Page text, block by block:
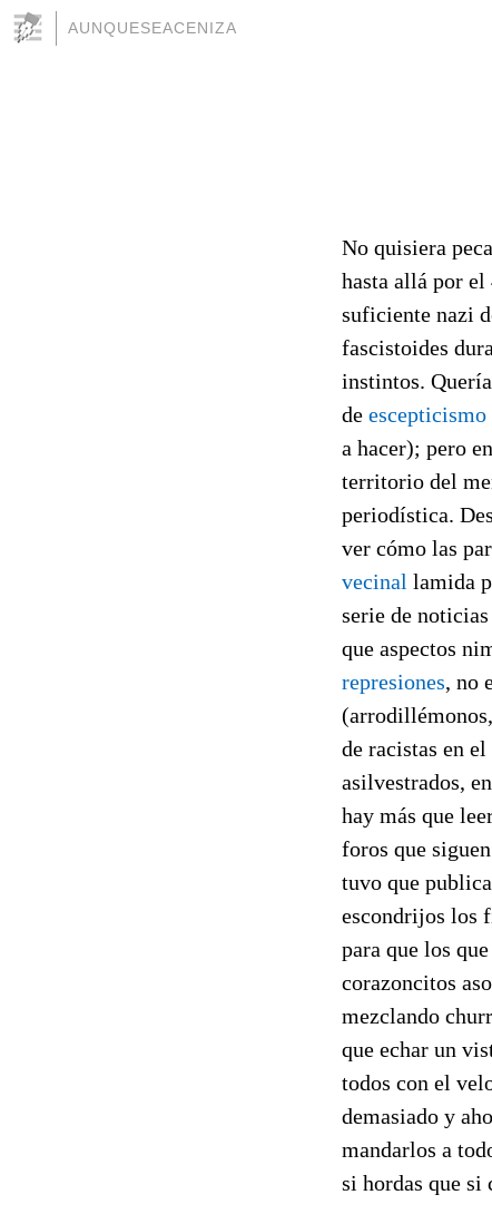
AUNQUESEACENIZA
No quisiera
hasta allá por el
suficiente nazi
fascistoides
instintos.
de escepticismo
a hacer); pero
territorio del
periodística.
ver cómo las
vecinal lamida
serie de
que aspectos
represiones, no
(arrodillémonos,
de racistas en
asilvestrados,
hay más que
foros que
tuvo que
escondrijos los
para que los
corazoncitos
mezclando
que echar un
todos con el
demasiado y
mandarlos a
si hordas que si